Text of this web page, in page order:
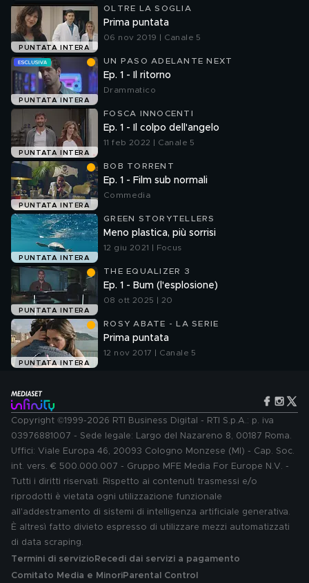
PUNTATA INTERA
OLTRE LA SOGLIA
Prima puntata
06 nov 2019 | Canale 5
PUNTATA INTERA
UN PASO ADELANTE NEXT
Ep. 1 - Il ritorno
Drammatico
PUNTATA INTERA
FOSCA INNOCENTI
Ep. 1 - Il colpo dell'angelo
11 feb 2022 | Canale 5
PUNTATA INTERA
BOB TORRENT
Ep. 1 - Film sub normali
Commedia
PUNTATA INTERA
GREEN STORYTELLERS
Meno plastica, più sorrisi
12 giu 2021 | Focus
PUNTATA INTERA
THE EQUALIZER 3
Ep. 1 - Bum (l'esplosione)
08 ott 2025 | 20
PUNTATA INTERA
ROSY ABATE - LA SERIE
Prima puntata
12 nov 2017 | Canale 5
Copyright ©1999-2026 RTI Business Digital - RTI S.p.A.: p. iva
03976881007 - Sede legale: Largo del Nazareno 8, 00187 Roma.
Uffici: Viale Europa 46, 20093 Cologno Monzese (MI) - Cap. Soc.
int. vers. € 500.000.007 - Gruppo MFE Media For Europe N.V. -
Tutti i diritti riservati. Rispetto ai contenuti trasmessi e/o
riprodotti è vietata ogni utilizzazione funzionale
all'addestramento di sistemi di intelligenza artificiale generativa.
È altresì fatto divieto espresso di utilizzare mezzi automatizzati
di data scraping.
Termini di servizio Recedi dai servizi a pagamento
Comitato Media e MinoriParental Control